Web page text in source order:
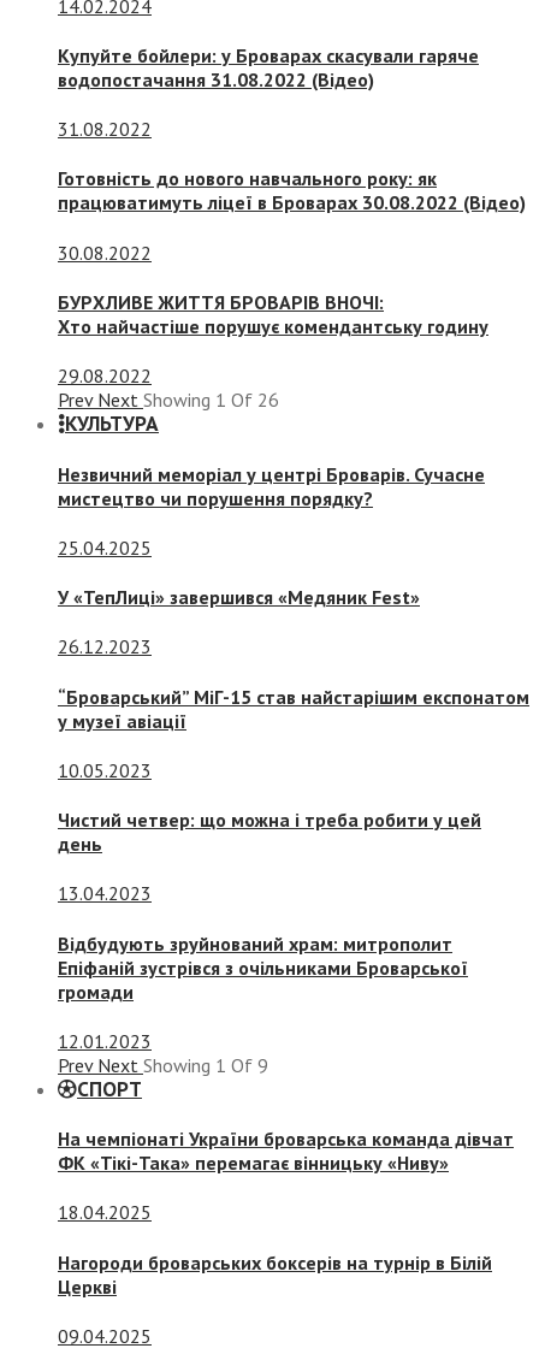
14.02.2024
Купуйте бойлери: у Броварах скасували гаряче
водопостачання 31.08.2022 (Відео)
31.08.2022
Готовність до нового навчального року: як
працюватимуть ліцеї в Броварах 30.08.2022 (Відео)
30.08.2022
БУРХЛИВЕ ЖИТТЯ БРОВАРІВ ВНОЧІ:
Хто найчастіше порушує комендантську годину
29.08.2022
Prev Next Showing 1 Of 26
КУЛЬТУРА
Незвичний меморіал у центрі Броварів. Сучасне
мистецтво чи порушення порядку?
25.04.2025
У «ТепЛиці» завершився «Медяник Fest»
26.12.2023
“Броварський” МіГ-15 став найстарішим експонатом
у музеї авіації
10.05.2023
Чистий четвер: що можна і треба робити у цей
день
13.04.2023
Відбудують зруйнований храм: митрополит
Епіфаній зустрівся з очільниками Броварської
громади
12.01.2023
Prev Next Showing 1 Of 9
СПОРТ
На чемпіонаті України броварська команда дівчат
ФК «Тікі-Така» перемагає вінницьку «Ниву»
18.04.2025
Нагороди броварських боксерів на турнір в Білій
Церкві
09.04.2025